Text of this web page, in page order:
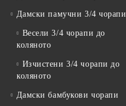
Дамски памучни 3/4 чорапи
Весели 3/4 чорапи до
коляното
Изчистени 3/4 чорапи до
коляното
Дамски бамбукови чорапи